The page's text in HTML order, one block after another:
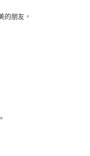
的朋友，